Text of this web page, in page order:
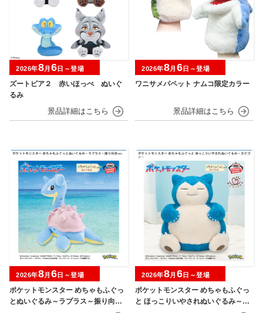
ズートピア２ 赤いほっぺ ぬいぐ
るみ
2026年8月 6日～登場
ワニサメパペット ナムコ限定カラー
2026年8月 6日～登場
ポケットモンスター めちゃもふぐっ
とぬいぐるみ～ラプラス～振り向きv
2026年8月 6日～登場
ポケットモンスター めちゃもふぐっ
と ほっこりいやされぬいぐるみ～カ
2026年8月 6日～登場